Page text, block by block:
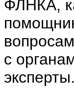
ФЛНКА,
с
эксперты.